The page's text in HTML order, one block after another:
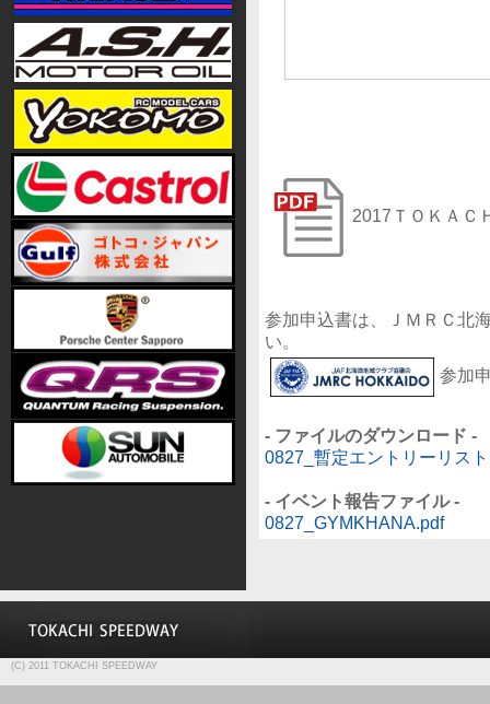
2017ＴＯＫＡＣ
参加申込書は、ＪＭＲＣ北
い。
参加
- ファイルのダウンロード -
0827_暫定エントリーリス
- イベント報告ファイル -
0827_GYMKHANA.pdf
(C) 2011 TOKACHI SPEEDWAY